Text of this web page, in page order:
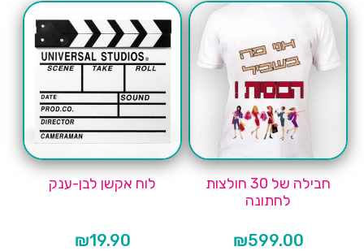
חבילה של 30 חולצות
לחתונה
₪599.00
לוח אקשן לבן-ענק
₪19.90